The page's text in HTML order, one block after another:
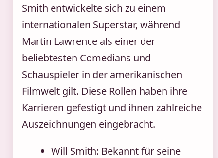
Smith entwickelte sich zu einem
internationalen Superstar, während
Martin Lawrence als einer der
beliebtesten Comedians und
Schauspieler in der amerikanischen
Filmwelt gilt. Diese Rollen haben ihre
Karrieren gefestigt und ihnen zahlreiche
Auszeichnungen eingebracht.
Will Smith: Bekannt für seine